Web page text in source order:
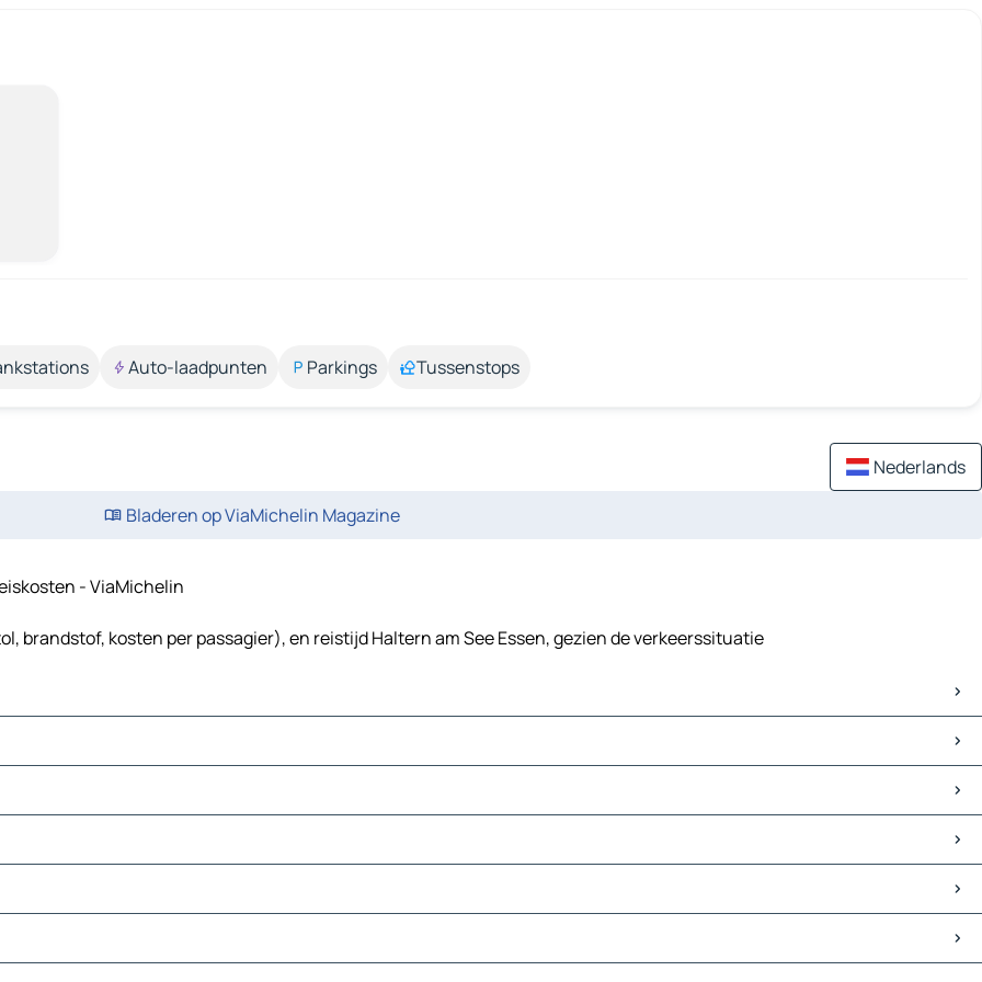
Auto-laadpunten Parkings Tussenstops
Nederlands
Bladeren op ViaMichelin Magazine
- ViaMichelin
brandstof, kosten per passagier), en reistijd Haltern am See Essen, gezien de verkeerssituatie